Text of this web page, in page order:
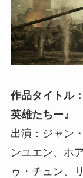
作品タイトル
英雄たちー 』
出演：ジャン
ンユエン、ホ
ゥ・チュン、